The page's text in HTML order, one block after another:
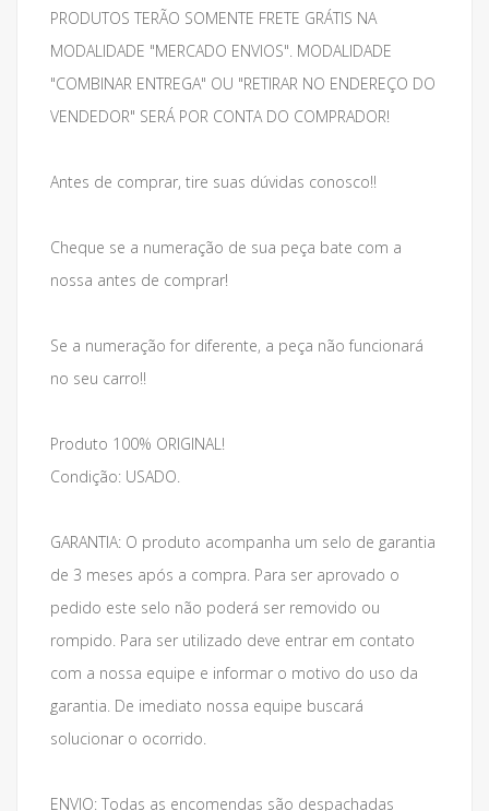
PRODUTOS TERÃO SOMENTE FRETE GRÁTIS NA
MODALIDADE "MERCADO ENVIOS". MODALIDADE
"COMBINAR ENTREGA" OU "RETIRAR NO ENDEREÇO DO
VENDEDOR" SERÁ POR CONTA DO COMPRADOR!
Antes de comprar, tire suas dúvidas conosco!!
Cheque se a numeração de sua peça bate com a
nossa antes de comprar!
Se a numeração for diferente, a peça não funcionará
no seu carro!!
Produto 100% ORIGINAL!
Condição: USADO.
GARANTIA: O produto acompanha um selo de garantia
de 3 meses após a compra. Para ser aprovado o
pedido este selo não poderá ser removido ou
rompido. Para ser utilizado deve entrar em contato
com a nossa equipe e informar o motivo do uso da
garantia. De imediato nossa equipe buscará
solucionar o ocorrido.
ENVIO: Todas as encomendas são despachadas